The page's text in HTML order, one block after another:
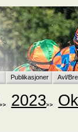
Publikasjoner Avl/
2023